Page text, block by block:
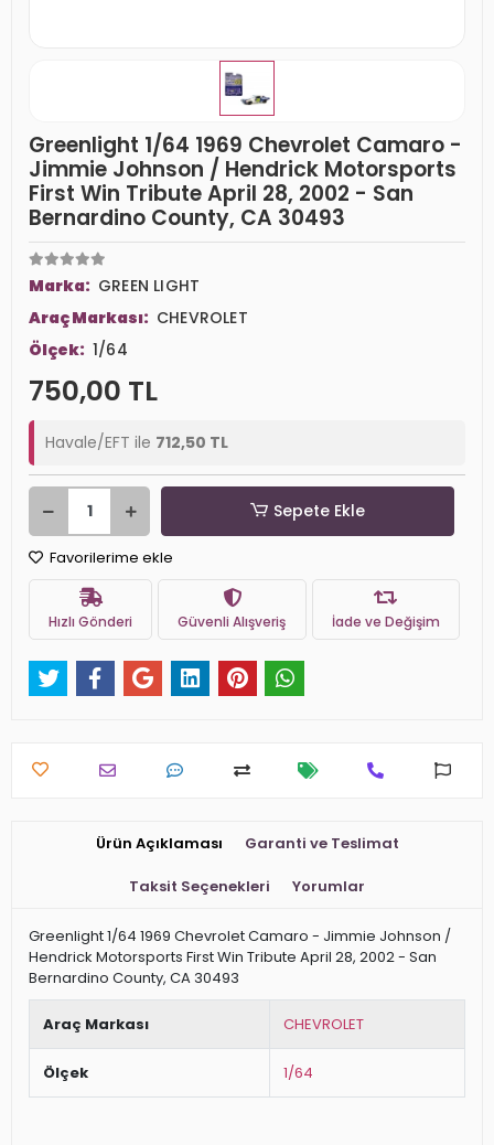
Greenlight 1/64 1969 Chevrolet Camaro -
Jimmie Johnson / Hendrick Motorsports
First Win Tribute April 28, 2002 - San
Bernardino County, CA 30493
Marka: GREEN LIGHT
Araç Markası: CHEVROLET
Ölçek: 1/64
750,00 TL
Havale/EFT ile 712,50 TL
Sepete Ekle
Favorilerime ekle
Hızlı Gönderi Güvenli Alışveriş İade ve Değişim
Ürün Açıklaması Garanti ve Teslimat
Taksit Seçenekleri Yorumlar
Greenlight 1/64 1969 Chevrolet Camaro - Jimmie Johnson /
Hendrick Motorsports First Win Tribute April 28, 2002 - San
Bernardino County, CA 30493
Araç Markası CHEVROLET
Ölçek 1/64